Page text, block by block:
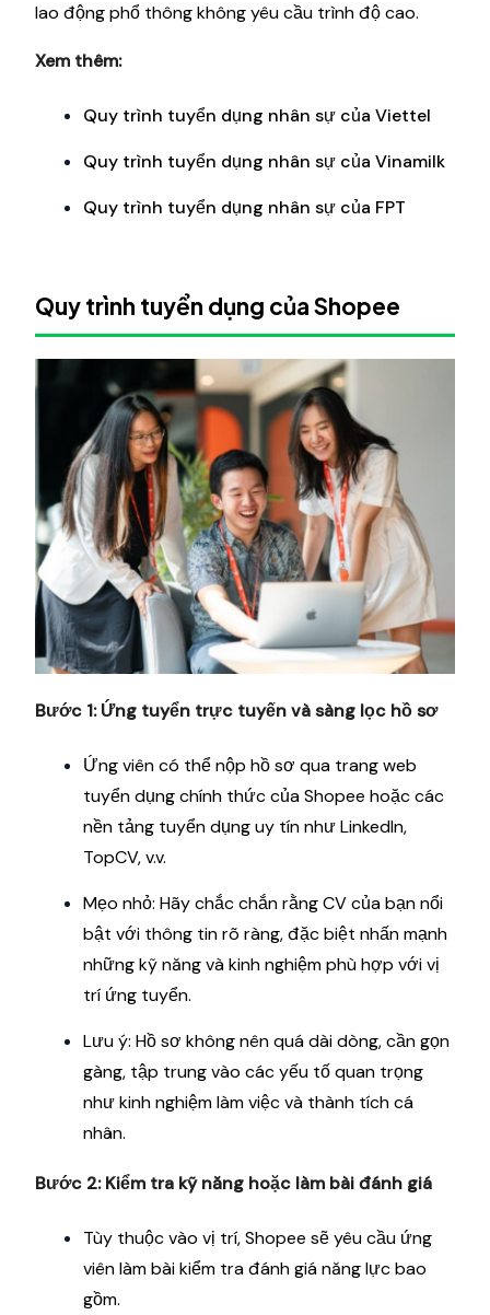
lao động phổ thông không yêu cầu trình độ cao.
Xem thêm:
Quy trình tuyển dụng nhân sự của Viettel
Quy trình tuyển dụng nhân sự của Vinamilk
Quy trình tuyển dụng nhân sự của FPT
Quy trình tuyển dụng của Shopee
Bước 1: Ứng tuyển trực tuyến và sàng lọc hồ sơ
Ứng viên có thể nộp hồ sơ qua trang web
tuyển dụng chính thức của Shopee hoặc các
nền tảng tuyển dụng uy tín như LinkedIn,
TopCV, v.v.
Mẹo nhỏ: Hãy chắc chắn rằng CV của bạn nổi
bật với thông tin rõ ràng, đặc biệt nhấn mạnh
những kỹ năng và kinh nghiệm phù hợp với vị
trí ứng tuyển.
Lưu ý: Hồ sơ không nên quá dài dòng, cần gọn
gàng, tập trung vào các yếu tố quan trọng
như kinh nghiệm làm việc và thành tích cá
nhân.
Bước 2: Kiểm tra kỹ năng hoặc làm bài đánh giá
Tùy thuộc vào vị trí, Shopee sẽ yêu cầu ứng
viên làm bài kiểm tra đánh giá năng lực bao
gồm.